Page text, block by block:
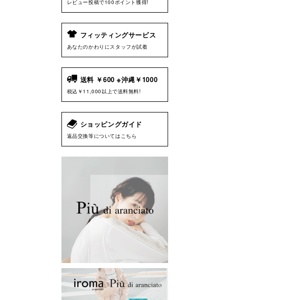
レビュー投稿で100ポイント獲得!
フィッティングサービス
あなたのかわりにスタッフが試着
送料 ￥600 ※沖縄￥1000
税込￥11,000以上で送料無料!
ショッピングガイド
返品交換等についてはこちら